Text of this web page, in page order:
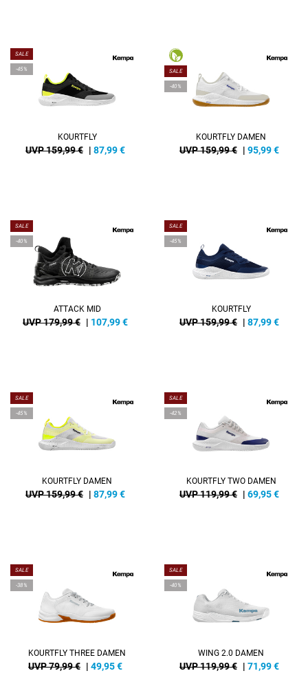
SALE
-45%
KOURTFLY
UVP 159,99 € | 87,99€
SALE
-40%
KOURTFLY DAMEN
UVP 159,99 € | 95,99€
SALE
-40%
ATTACK MID
UVP 179,99 € | 107,99€
SALE
-45%
KOURTFLY
UVP 159,99 € | 87,99€
SALE
-45%
KOURTFLY DAMEN
UVP 159,99 € | 87,99€
SALE
-42%
KOURTFLY TWO DAMEN
UVP 119,99 € | 69,95€
SALE
-38%
KOURTFLY THREE DAMEN
UVP 79,99 € | 49,95€
SALE
-40%
WING 2.0 DAMEN
UVP 119,99 € | 71,99€